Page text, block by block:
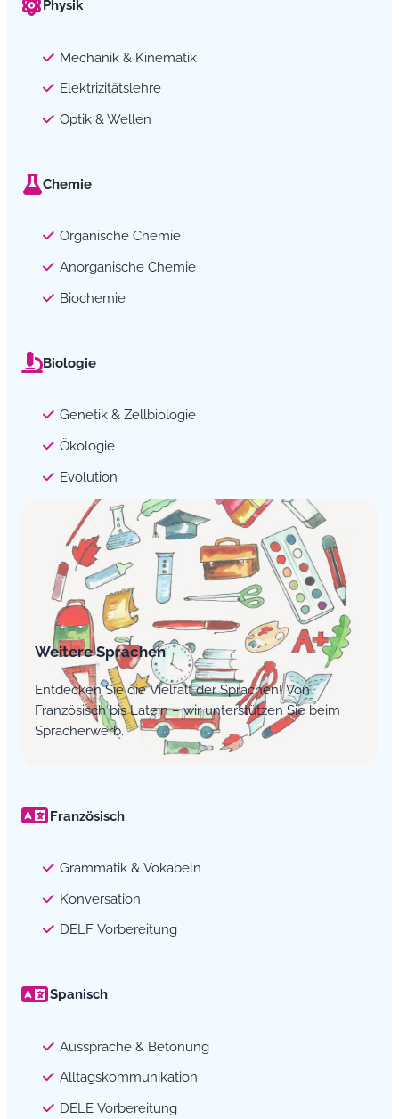
Physik
Mechanik & Kinematik
Elektrizitätslehre
Optik & Wellen
Chemie
Organische Chemie
Anorganische Chemie
Biochemie
Biologie
Genetik & Zellbiologie
Ökologie
Evolution
Weitere Sprachen
Entdecken Sie die Vielfalt der Sprachen! Von
Französisch bis Latein – wir unterstützen Sie beim
Spracherwerb.
Französisch
Grammatik & Vokabeln
Konversation
DELF Vorbereitung
Spanisch
Aussprache & Betonung
Alltagskommunikation
DELE Vorbereitung